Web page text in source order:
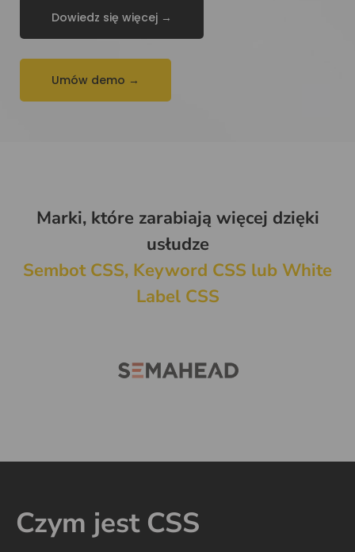
Dowiedz się więcej →
Umów demo →
Marki, które zarabiają więcej dzięki
usłudze
Sembot CSS, Keyword CSS lub White
Label CSS
Czym jest CSS